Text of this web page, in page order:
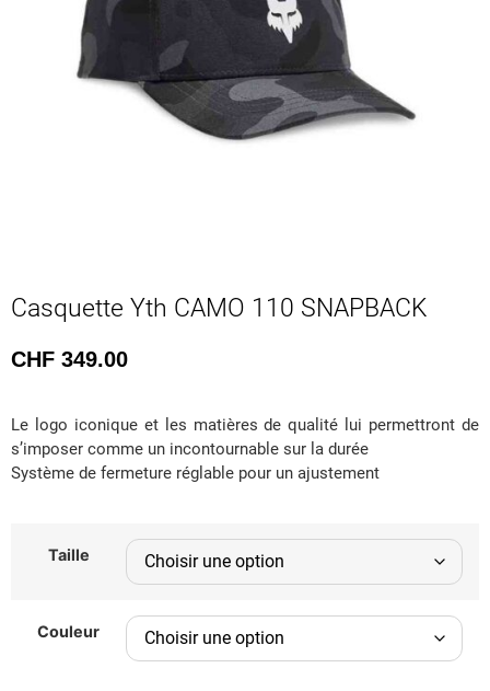
Casquette Yth CAMO 110 SNAPBACK
CHF 349.00
Le logo iconique et les matières de qualité lui permettront de
s’imposer comme un incontournable sur la durée
Système de fermeture réglable pour un ajustement
Taille
Couleur